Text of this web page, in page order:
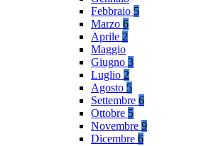
Febbraio 5
Marzo 6
Aprile 2
Maggio
Giugno 3
Luglio 2
Agosto 5
Settembre 6
Ottobre 5
Novembre 9
Dicembre 6